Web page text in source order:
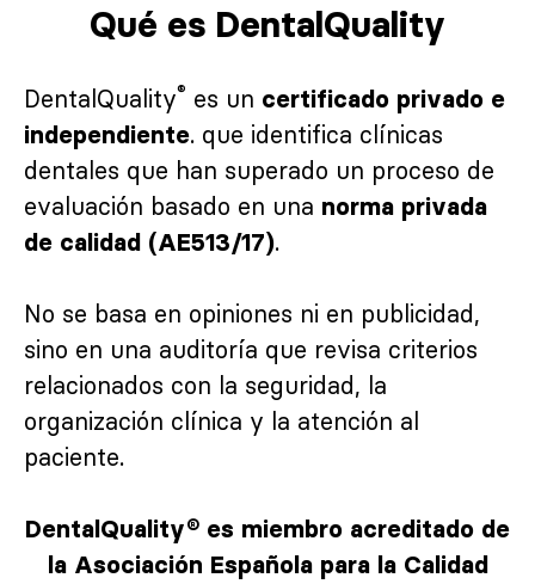
Qué es DentalQuality
DentalQuality® es un certificado privado e
independiente. que identifica clínicas
dentales que han superado un proceso de
evaluación basado en una norma privada
de calidad (AE513/17).
No se basa en opiniones ni en publicidad,
sino en una auditoría que revisa criterios
relacionados con la seguridad, la
organización clínica y la atención al
paciente.
DentalQuality® es miembro acreditado de
la Asociación Española para la Calidad